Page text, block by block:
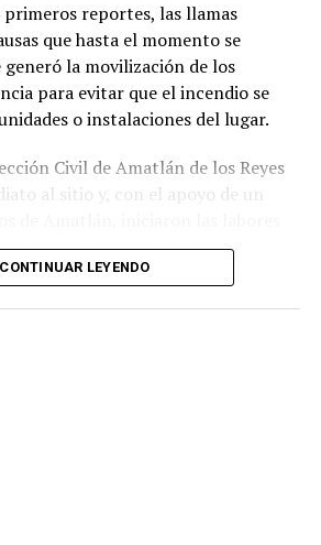
primeros reportes, las llamas
que hasta el momento se
generó la movilización de los
para evitar que el incendio se
o instalaciones del lugar.
Civil de Amatlán de los Reyes
al sitio y, con el apoyo de un
logrando controlar la emergencia
de trabajo.
CONTINUAR LEYENDO